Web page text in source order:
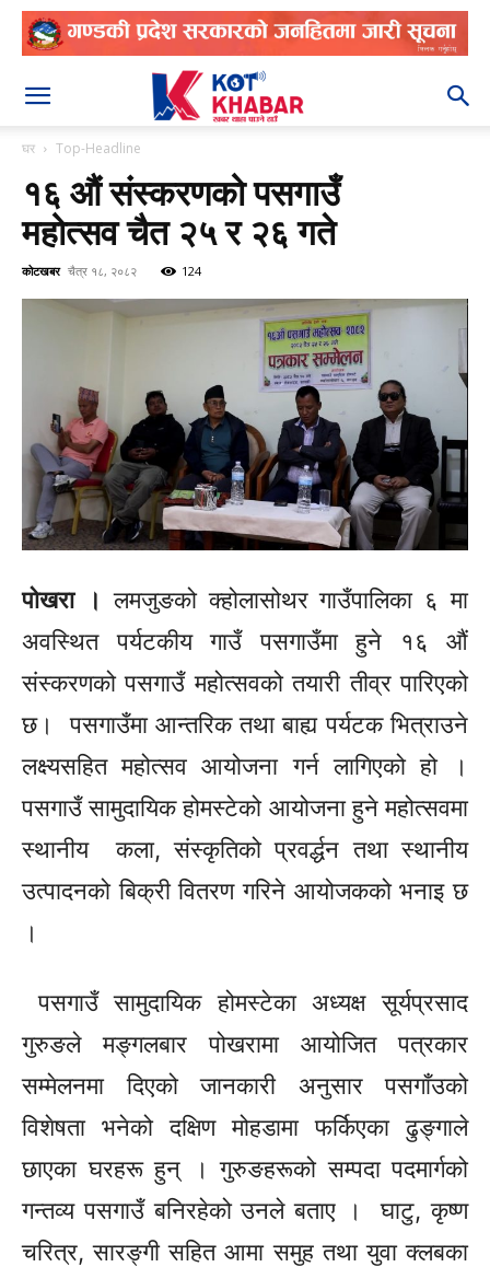
घर Top-Headline
१६ औं संस्करणको पसगाउँ
महोत्सव चैत २५ र २६ गते
कोटखबर चैत्र १८, २०८२ 124
पोखरा । लमजुङकोक्होलासोथरगाउँपालिका ६ मा
अवस्थित पर्यटकीय गाउँ पसगाउँमा हुने १६ औं
संस्करणको पसगाउँ महोत्सवको तयारी तीव्र पारिएको
छ। पसगाउँमा आन्तरिक तथा बाह्य पर्यटक भित्राउने
लक्ष्यसहित महोत्सव आयोजना गर्न लागिएको हो ।
पसगाउँ सामुदायिक होमस्टेको आयोजना हुने महोत्सवमा
स्थानीय कला, संस्कृतिको प्रवर्द्धन तथा स्थानीय
उत्पादनको बिक्री वितरण गरिने आयोजकको भनाइ छ
।
पसगाउँ सामुदायिक होमस्टेका अध्यक्ष सूर्यप्रसाद
गुरुङले मङ्गलबार पोखरामा आयोजित पत्रकार
सम्मेलनमा दिएको जानकारी अनुसारपसगाँउको
विशेषता भनेको दक्षिण मोहडामा फर्किएका ढुङ्गाले
छाएका घरहरू हुन् । गुरुङहरूको सम्पदा पदमार्गको
गन्तव्य पसगाउँ बनिरहेको उनले बताए । घाटु, कृष्ण
चरित्र, सारङ्गी सहित आमा समुह तथा युवा क्लबका